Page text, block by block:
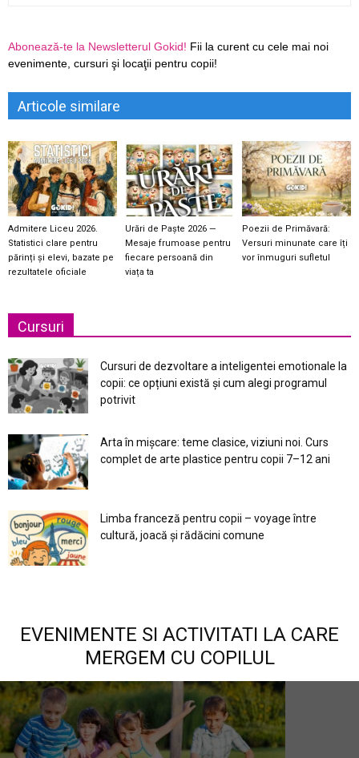
Abonează-te la Newsletterul Gokid! Fii la curent cu cele mai noi
evenimente, cursuri şi locaţii pentru copii!
Articole similare
Admitere Liceu 2026.
Statistici clare pentru
părinți și elevi, bazate pe
rezultatele oficiale
Urări de Paște 2026 —
Mesaje frumoase pentru
fiecare persoană din
viața ta
Poezii de Primăvară:
Versuri minunate care îți
vor înmuguri sufletul
Cursuri
Cursuri de dezvoltare a inteligentei emotionale la
copii: ce opțiuni există și cum alegi programul
potrivit
Arta în mișcare: teme clasice, viziuni noi. Curs
complet de arte plastice pentru copii 7–12 ani
Limba franceză pentru copii – voyage între
cultură, joacă și rădăcini comune
EVENIMENTE SI ACTIVITATI LA CARE
MERGEM CU COPILUL